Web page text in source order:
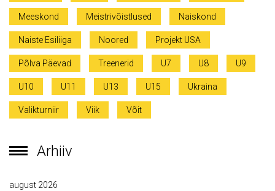
Meeskond Meistrivõistlused Naiskond
Naiste Esiliiga Noored Projekt USA
Põlva Päevad Treenerid U7 U8 U9
U10 U11 U13 U15 Ukraina
Valikturniir Viik Võit
Arhiiv
august 2026